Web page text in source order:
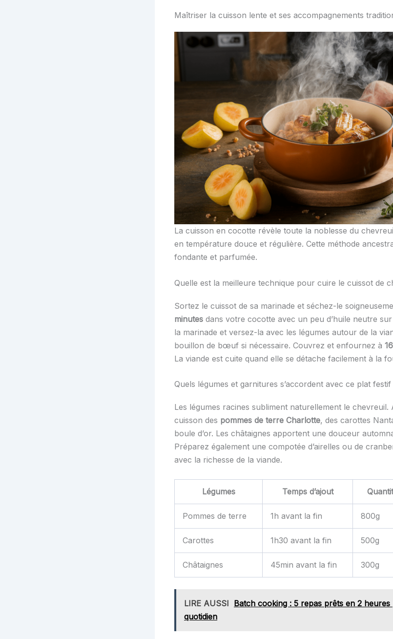
Maîtriser la cuisson lente et ses accompagnements
La cuisson en cocotte révèle toute la noblesse du
en température douce et régulière. Cette méthode
fondante et parfumée.
Quelle est la meilleure technique pour cuire le cuissot de
Sortez le cuissot de sa marinade et séchez-le
minutes dans votre cocotte avec un peu d’huile neutre
la marinade et versez-la avec les légumes autour de la
bouillon de bœuf si nécessaire. Couvrez et enfournez à
La viande est cuite quand elle se détache facilement à la
Quels légumes et garnitures s’accordent avec ce plat festif
Les légumes racines subliment naturellement le chevreuil.
cuisson des pommes de terre Charlotte, des carottes
boule d’or. Les châtaignes apportent une douceur
Préparez également une compotée d’airelles ou de
avec la richesse de la viande.
Légumes Temps d’ajout
Pommes de terre 1h avant la fin 800g
Carottes 1h30 avant la fin 500g
Châtaignes 45min avant la fin 300g
LIRE AUSSI Batch cooking : 5 repas prêts en 2
quotidien